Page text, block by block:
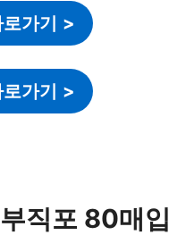
가기 >
가기 >
직포 80매입